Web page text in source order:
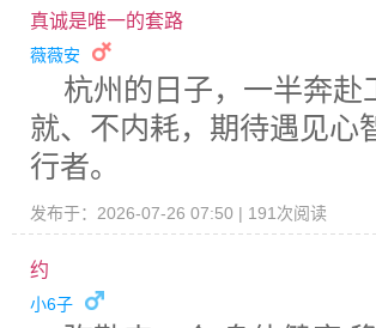
真诚是唯一的套路
薇薇安
杭州的日子，一半奔
就、不内耗，期待遇见心
行者。
发布于：2026-07-26 07:50 | 191次阅读
约
小6子